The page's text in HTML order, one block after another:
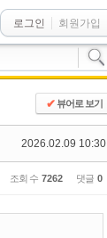
로그인 회원가입
✔뷰어로 보기
2026.02.09 10:30
조회 수 7262 댓글 0